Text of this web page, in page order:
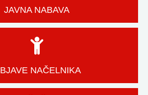
JAVNA NABAVA
NAČELNIKA